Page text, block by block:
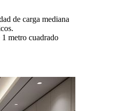
de carga mediana
metro cuadrado